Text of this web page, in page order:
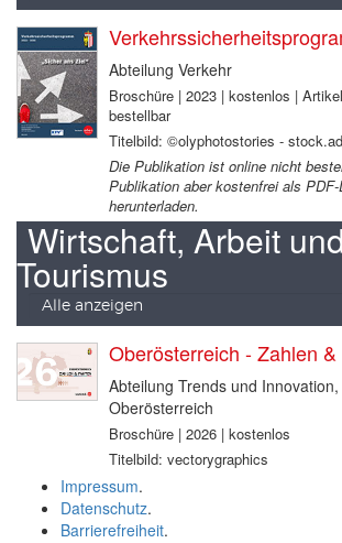
Abteilung Verkehr
Broschüre | 2023 | kostenlos |
bestellbar
Titelbild: ©olyphotostories -
Die Publikation ist online nicht
Publikation aber kostenfrei als
herunterladen.
Wirtschaft, Arbeit und
Tourismus
Alle anzeigen
Oberösterreich - Zahlen
Abteilung Trends und
Oberösterreich
Broschüre | 2026 | kostenlos
Titelbild: vectorygraphics
Impressum.
Datenschutz.
Barrierefreiheit.